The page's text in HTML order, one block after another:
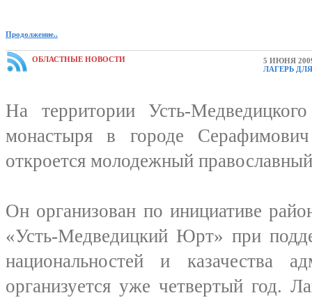
Продолжение..
ОБЛАСТНЫЕ НОВОСТИ
5 ИЮНЯ
ЛАГЕРЬ
На территории Усть-
монастыря в городе Серафимович
откроется молодежный
Он организован по инициативе
«Усть-Медведицкий Юрт» при
национальностей и казачества
организуется уже четвертый год.